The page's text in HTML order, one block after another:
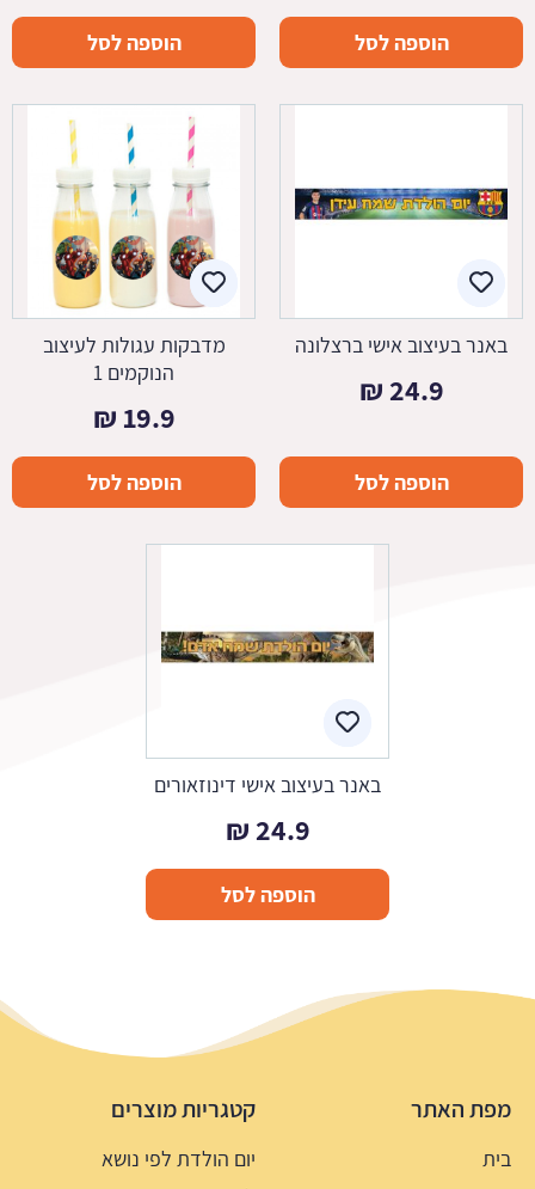
הוספה לסל הוספה לסל
באנר בעיצוב אישי ברצלונה
24.9
₪
הוספה לסל
מדבקות עגולות לעיצוב
הנוקמים 1
19.9
₪
הוספה לסל
באנר בעיצוב אישי דינוזאורים
24.9
₪
הוספה לסל
מפת האתר
בית
קטגריות מוצרים
יום הולדת לפי נושא